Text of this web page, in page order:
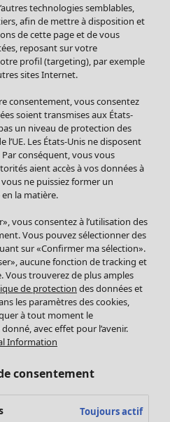
technologies semblables,
afin de mettre à disposition et
de cette page et de vous
reposant sur votre
profil (targeting), par exemple
sites Internet.
consentement, vous consentez
soient transmises aux États-
un niveau de protection des
Les États-Unis ne disposent
Par conséquent, vous vous
aient accès à vos données à
ne puissiez former un
la matière.
vous consentez à l’utilisation des
Vous pouvez sélectionner des
sur «Confirmer ma sélection».
aucune fonction de tracking et
Vous trouverez de plus amples
de protection des données et
les paramètres des cookies,
à tout moment le
avec effet pour l’avenir.
Information
consentement
Toujours actif